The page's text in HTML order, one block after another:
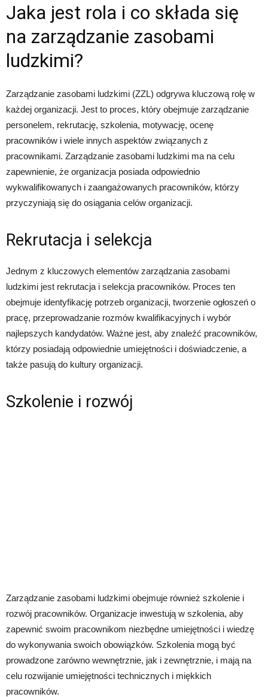
Jaka jest rola i co składa się
na zarządzanie zasobami
ludzkimi?
Zarządzanie zasobami ludzkimi (ZZL) odgrywa kluczową rolę w
każdej organizacji. Jest to proces, który obejmuje zarządzanie
personelem, rekrutację, szkolenia, motywację, ocenę
pracowników i wiele innych aspektów związanych z
pracownikami. Zarządzanie zasobami ludzkimi ma na celu
zapewnienie, że organizacja posiada odpowiednio
wykwalifikowanych i zaangażowanych pracowników, którzy
przyczyniają się do osiągania celów organizacji.
Rekrutacja i selekcja
Jednym z kluczowych elementów zarządzania zasobami
ludzkimi jest rekrutacja i selekcja pracowników. Proces ten
obejmuje identyfikację potrzeb organizacji, tworzenie ogłoszeń o
pracę, przeprowadzanie rozmów kwalifikacyjnych i wybór
najlepszych kandydatów. Ważne jest, aby znaleźć pracowników,
którzy posiadają odpowiednie umiejętności i doświadczenie, a
także pasują do kultury organizacji.
Szkolenie i rozwój
Zarządzanie zasobami ludzkimi obejmuje również szkolenie i
rozwój pracowników. Organizacje inwestują w szkolenia, aby
zapewnić swoim pracownikom niezbędne umiejętności i wiedzę
do wykonywania swoich obowiązków. Szkolenia mogą być
prowadzone zarówno wewnętrznie, jak i zewnętrznie, i mają na
celu rozwijanie umiejętności technicznych i miękkich
pracowników.